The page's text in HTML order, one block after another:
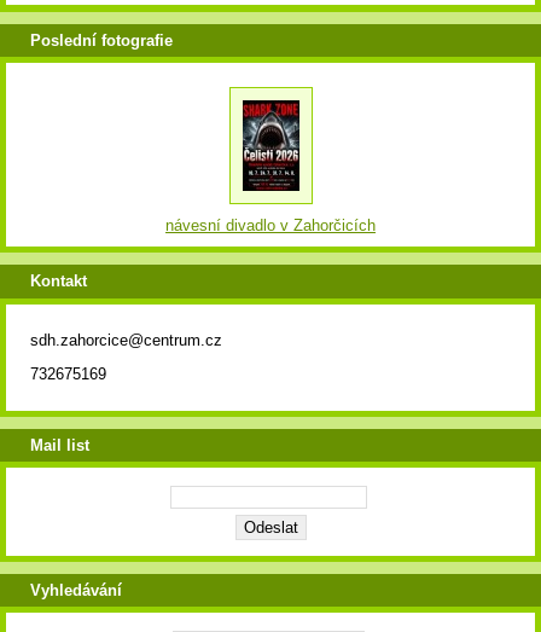
Poslední fotografie
návesní divadlo v Zahorčicích
Kontakt
sdh.zahorcice@centrum.cz
732675169
Mail list
Vyhledávání